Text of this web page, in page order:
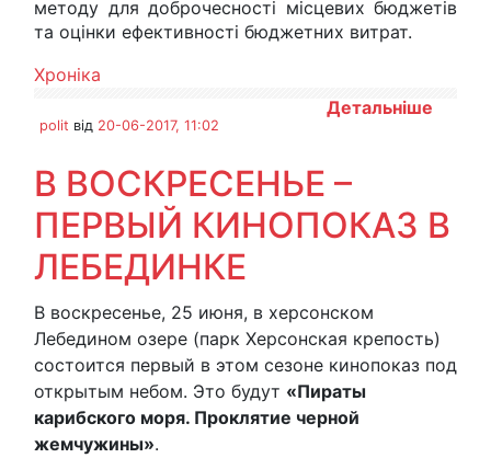
методу для доброчесності місцевих бюджетів
та оцінки ефективності бюджетних витрат.
Хроніка
Детальніше
polit від 20-06-2017, 11:02
В ВОСКРЕСЕНЬЕ –
ПЕРВЫЙ КИНОПОКАЗ В
ЛЕБЕДИНКЕ
В воскресенье, 25 июня, в херсонском
Лебедином озере (парк Херсонская крепость)
состоится первый в этом сезоне кинопоказ под
открытым небом. Это будут «Пираты
карибского моря. Проклятие черной
жемчужины».